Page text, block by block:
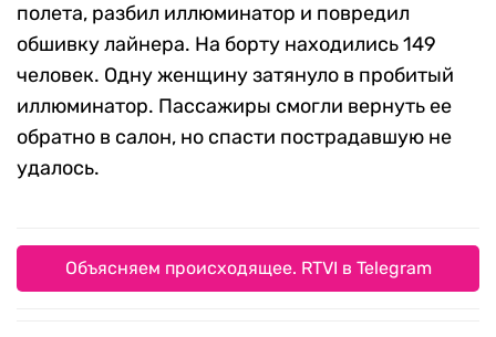
полета, разбил иллюминатор и повредил
обшивку лайнера. На борту находились 149
человек. Одну женщину затянуло в пробитый
иллюминатор. Пассажиры смогли вернуть ее
обратно в салон, но спасти пострадавшую не
удалось.
Объясняем происходящее. RTVI в Telegram